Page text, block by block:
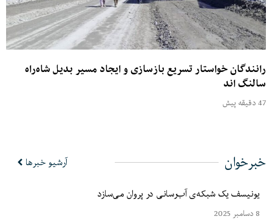
رانندگان خواستار تسریع بازسازی و ایجاد مسیر بدیل شاه‌راه
سالنگ اند
47 دقیقه پیش
خبرخوان
آرشیو خبرها
یونیسف یک شبکه‌ی آب‌رسانی در پروان می‌سازد
8 دسامبر 2025